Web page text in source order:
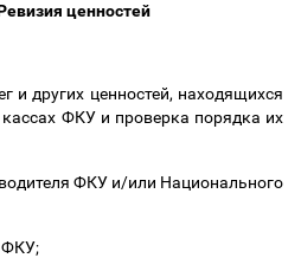
ценностей
и других ценностей, находящихся
ФКУ и проверка порядка их
ФКУ и/или Национального
ФКУ;